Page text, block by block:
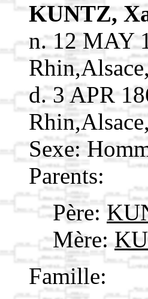
KUNTZ,
n. 12 MAY
d. 3 APR
Sexe:
Parents:
Père:
Mère:
Famille: